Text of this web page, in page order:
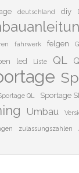
deutschland diy
fahrwerk felgen
led Liste QL
QL Sportage
Umbau
zulassungszahlen